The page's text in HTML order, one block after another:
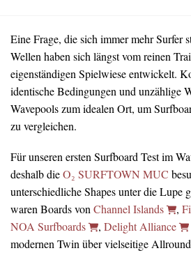
Eine Frage, die sich immer mehr Surfer
Wellen haben sich längst vom reinen
eigenständigen Spielwiese entwickelt.
identische Bedingungen und unzählige
Wavepools zum idealen Ort, um
zu vergleichen.
Für unseren ersten Surfboard Test im
deshalb dieO₂ SURFTOWN MUC
unterschiedliche Shapes unter die Lupe
waren Boards von Channel Islands ,
NOA Surfboards
, Delight Alliance
modernen Twin über vielseitige